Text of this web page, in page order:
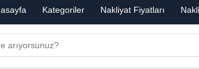
Kategoriler Nakliyat Fiyatları